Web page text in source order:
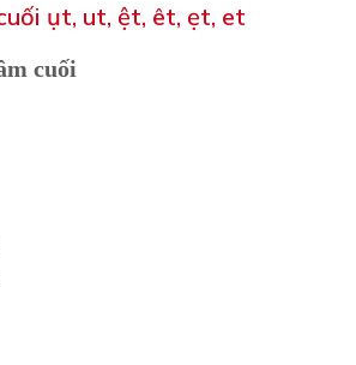
ụt, ut, ệt, êt, ẹt, et
cuối